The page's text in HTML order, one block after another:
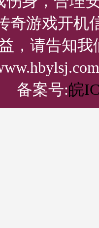
奇游戏开机
，请告知
备案号:皖